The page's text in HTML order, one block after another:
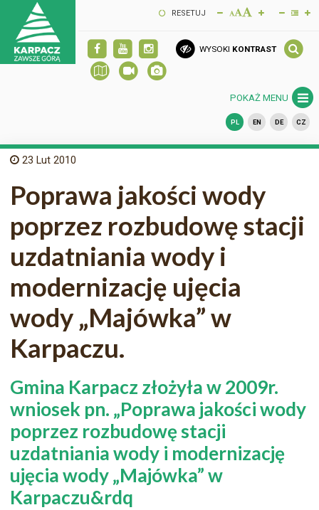
RESETUJ
WYSOKI KONTRAST
POKAŻ MENU
PL EN DE CZ
23 Lut 2010
Poprawa jakości wody
poprzez rozbudowę stacji
uzdatniania wody i
modernizację ujęcia
wody „Majówka” w
Karpaczu.
Gmina Karpacz złożyła w 2009r.
wniosek pn. „Poprawa jakości wody
poprzez rozbudowę stacji
uzdatniania wody i modernizację
ujęcia wody „Majówka” w
Karpaczu&rdq